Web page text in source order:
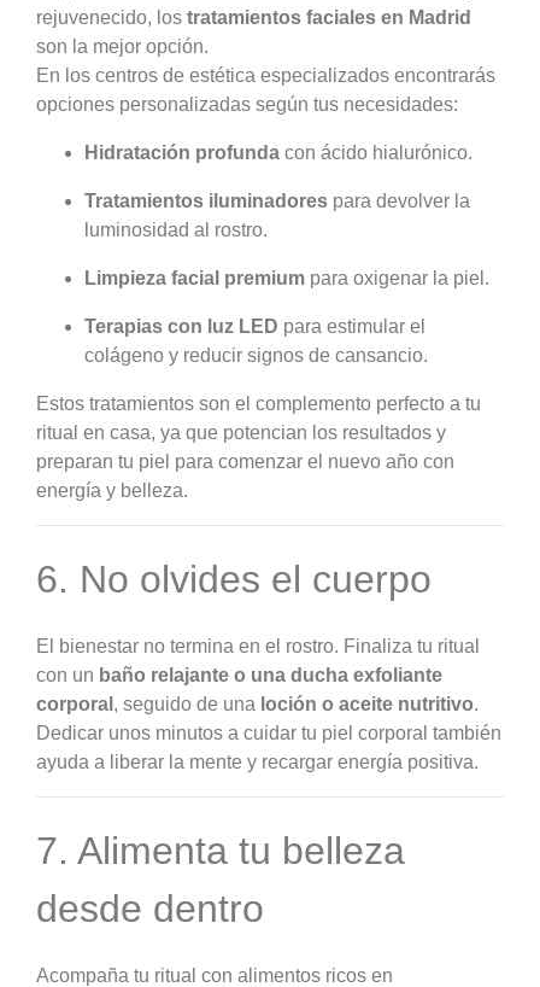
rejuvenecido, los tratamientos faciales en Madrid
son la mejor opción.
En los centros de estética especializados encontrarás
opciones personalizadas según tus necesidades:
Hidratación profunda con ácido hialurónico.
Tratamientos iluminadores para devolver la
luminosidad al rostro.
Limpieza facial premium para oxigenar la piel.
Terapias con luz LED para estimular el
colágeno y reducir signos de cansancio.
Estos tratamientos son el complemento perfecto a tu
ritual en casa, ya que potencian los resultados y
preparan tu piel para comenzar el nuevo año con
energía y belleza.
6. No olvides el cuerpo
El bienestar no termina en el rostro. Finaliza tu ritual
con un baño relajante o una ducha exfoliante
corporal , seguido de una loción o aceite nutritivo.
Dedicar unos minutos a cuidar tu piel corporal también
ayuda a liberar la mente y recargar energía positiva.
7. Alimenta tu belleza
desde dentro
Acompaña tu ritual con alimentos ricos en